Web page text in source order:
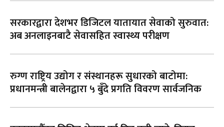
सरकारद्वारा देशभर डिजिटल यातायात सेवाको सुरुवात:
अब अनलाइनबाटै सेवासहित स्वास्थ्य परीक्षण
रुग्ण राष्ट्रिय उद्योग र संस्थानहरू सुधारको बाटोमा:
प्रधानमन्त्री बालेनद्वारा ५ बुँदे प्रगति विवरण सार्वजनिक